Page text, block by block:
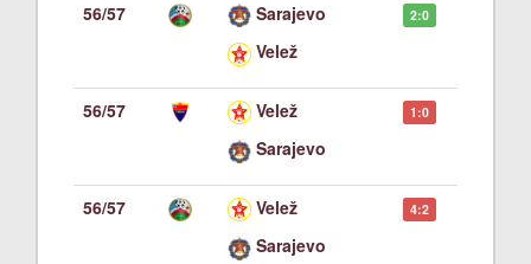
56/57
Sarajevo
Velež
2:0
56/57
Velež
Sarajevo
1:0
56/57
Velež
Sarajevo
4:2